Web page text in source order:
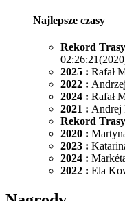
Najlepsze czasy
Rekord
2025 : Rafał
2022 :
2024 : Rafał
2021 : Andrej
Rekord
2020 :
2023 :
2024 :
2022 : Ela